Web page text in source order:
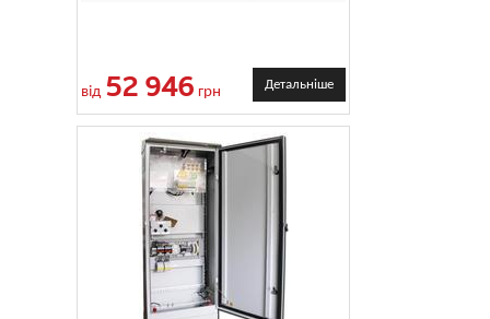
від 52 946 грн Детальніше